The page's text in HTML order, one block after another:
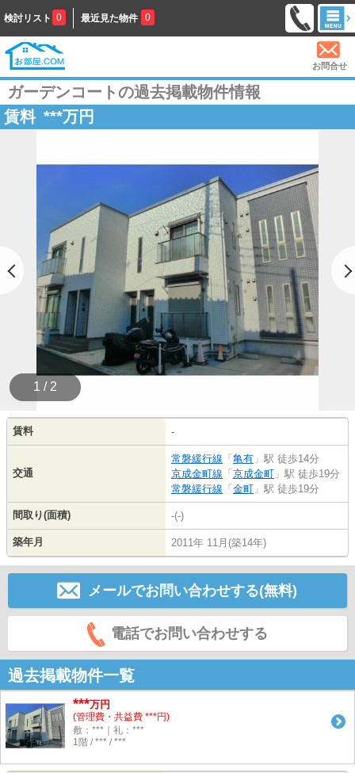
検討リスト 0 最近見た物件 0
お問合せ
ガーデンコートの過去掲載物件情報
賃料 ***万円
1 / 2
賃料 -
交通
常磐緩行線 「 亀有 」駅 徒歩14分
京成金町線 「 京成金町 」駅 徒歩19分
常磐緩行線 「 金町 」駅 徒歩19分
間取り(面積) -(-)
築年月 2011年 11月(築14年)
メールでお問い合わせする(無料)
電話でお問い合わせする
過去掲載物件一覧
***万円
(管理費・共益費 ***円)
敷：***｜礼：***
1階 / *** / ***